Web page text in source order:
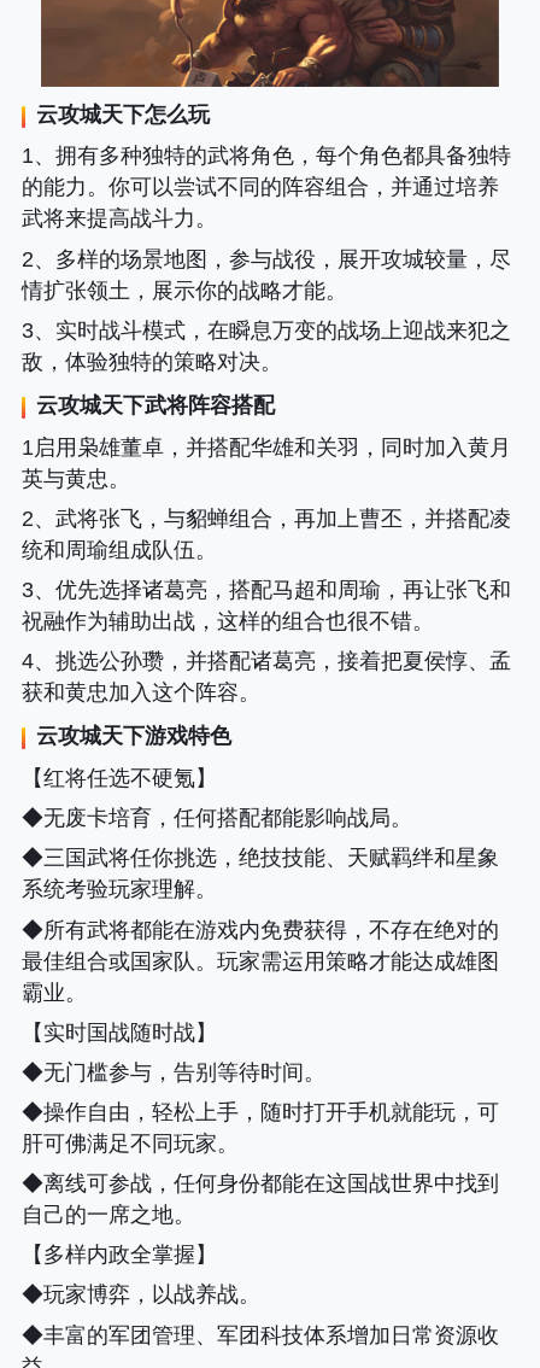
云攻城天下怎么玩
1、拥有多种独特的武将角色，每个角色都具备独特
的能力。你可以尝试不同的阵容组合，并通过培养
武将来提高战斗力。
2、多样的场景地图，参与战役，展开攻城较量，尽
情扩张领土，展示你的战略才能。
3、实时战斗模式，在瞬息万变的战场上迎战来犯之
敌，体验独特的策略对决。
云攻城天下武将阵容搭配
1启用枭雄董卓，并搭配华雄和关羽，同时加入黄月
英与黄忠。
2、武将张飞，与貂蝉组合，再加上曹丕，并搭配凌
统和周瑜组成队伍。
3、优先选择诸葛亮，搭配马超和周瑜，再让张飞和
祝融作为辅助出战，这样的组合也很不错。
4、挑选公孙瓒，并搭配诸葛亮，接着把夏侯惇、孟
获和黄忠加入这个阵容。
云攻城天下游戏特色
【红将任选不硬氪】
◆无废卡培育，任何搭配都能影响战局。
◆三国武将任你挑选，绝技技能、天赋羁绊和星象
系统考验玩家理解。
◆所有武将都能在游戏内免费获得，不存在绝对的
最佳组合或国家队。玩家需运用策略才能达成雄图
霸业。
【实时国战随时战】
◆无门槛参与，告别等待时间。
◆操作自由，轻松上手，随时打开手机就能玩，可
肝可佛满足不同玩家。
◆离线可参战，任何身份都能在这国战世界中找到
自己的一席之地。
【多样内政全掌握】
◆玩家博弈，以战养战。
◆丰富的军团管理、军团科技体系增加日常资源收